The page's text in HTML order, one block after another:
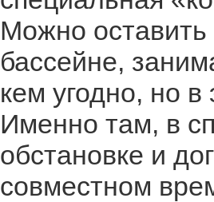
Можно оставить
бассейне,
кем угодно, но в
Именно там, в
обстановке и
совместном